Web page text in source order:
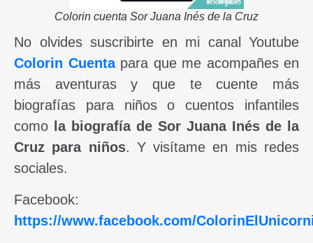
Colorin cuenta Sor Juana Inés de la Cruz
No olvides suscribirte en mi canal Youtube
Colorin Cuentapara que me acompañes en
más aventuras y que te cuente más
biografías para niños o cuentos infantiles
como
la biografía de Sor Juana Inés de la
Cruz para niños. Y visítame en mis redes
sociales.
Facebook:
https://www.facebook.com/